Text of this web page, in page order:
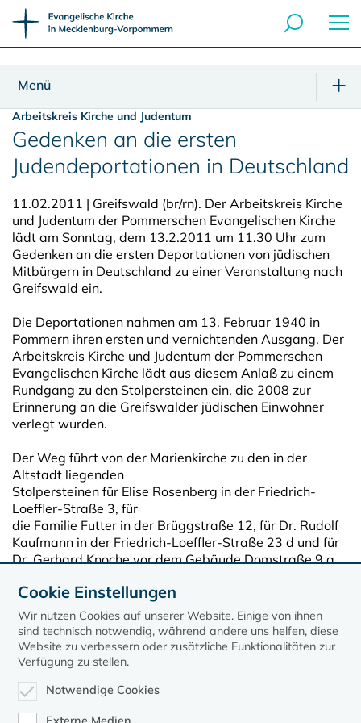
Menü
Arbeitskreis Kirche und Judentum
Gedenken an die ersten
Judendeportationen in Deutschland
11.02.2011 | Greifswald (br/rn). Der Arbeitskreis Kirche
und Judentum der Pommerschen Evangelischen Kirche
lädt am Sonntag, dem 13.2.2011 um 11.30 Uhr zum
Gedenken an die ersten Deportationen von jüdischen
Mitbürgern in Deutschland zu einer Veranstaltung nach
Greifswald ein.
Die Deportationen nahmen am 13. Februar 1940 in
Pommern ihren ersten und vernichtenden Ausgang. Der
Arbeitskreis Kirche und Judentum der Pommerschen
Evangelischen Kirche lädt aus diesem Anlaß zu einem
Rundgang zu den Stolpersteinen ein, die 2008 zur
Erinnerung an die Greifswalder jüdischen Einwohner
verlegt wurden.
Der Weg führt von der Marienkirche zu den in der
Altstadt liegenden
Stolpersteinen für Elise Rosenberg in der Friedrich-
Loeffler-Straße 3, für
die Familie Futter in der Brüggstraße 12, für Dr. Rudolf
Kaufmann in der Friedrich-Loeffler-Straße 23 d und für
Dr. Gerhard Knoche vor dem Gebäude Domstraße 9 a.
Marien in der Brüggstraße um 11.30 Uhr.
Cookie Einstellungen
Wir nutzen Cookies auf unserer Website. Einige von ihnen
sind technisch notwendig, während andere uns helfen, diese
Website zu verbessern oder zusätzliche Funktionalitäten zur
Verfügung zu stellen.
Notwendige Cookies